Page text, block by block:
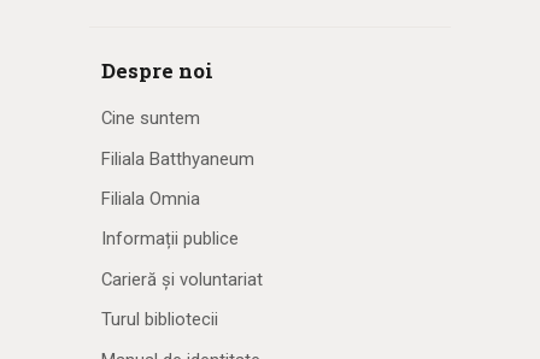
Despre noi
Cine suntem
Filiala Batthyaneum
Filiala Omnia
Informații publice
Carieră și voluntariat
Turul bibliotecii